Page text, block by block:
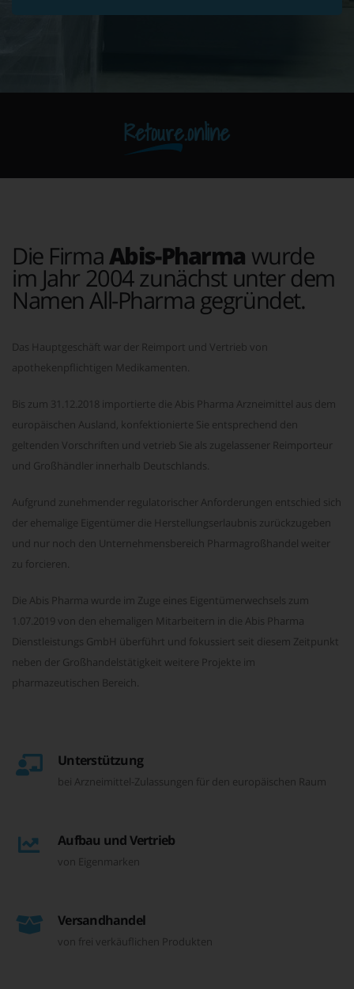
Retoure.online
Die Firma Abis-Pharma wurde
im Jahr 2004 zunächst unter dem
Namen All-Pharma gegründet.
Das Hauptgeschäft war der Reimport und Vertrieb von
apothekenpflichtigen Medikamenten.
Bis zum 31.12.2018 importierte die Abis Pharma Arzneimittel aus dem
europäischen Ausland, konfektionierte Sie entsprechend den
geltenden Vorschriften und vetrieb Sie als zugelassener Reimporteur
und Großhändler innerhalb Deutschlands.
Aufgrund zunehmender regulatorischer Anforderungen entschied sich
der ehemalige Eigentümer die Herstellungserlaubnis zurückzugeben
und nur noch den Unternehmensbereich Pharmagroßhandel weiter
zu forcieren.
Die Abis Pharma wurde im Zuge eines Eigentümerwechsels zum
1.07.2019 von den ehemaligen Mitarbeitern in die Abis Pharma
Dienstleistungs GmbH überführt und fokussiert seit diesem Zeitpunkt
neben der Großhandelstätigkeit weitere Projekte im
pharmazeutischen Bereich.
Unterstützung
bei Arzneimittel-Zulassungen für den europäischen Raum
Aufbau und Vertrieb
von Eigenmarken
Versandhandel
von frei verkäuflichen Produkten